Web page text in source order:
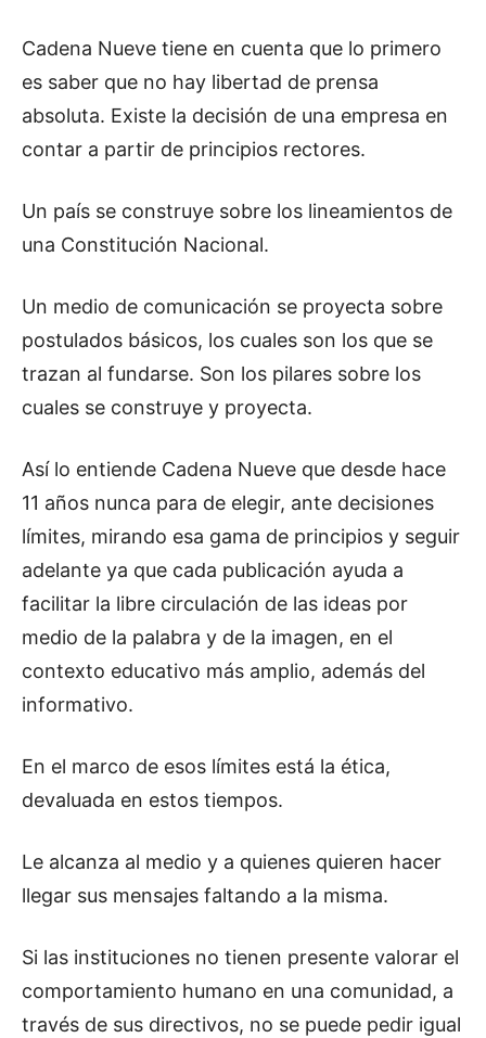
Cadena Nueve tiene en cuenta que lo primero
es saber que no hay libertad de prensa
absoluta. Existe la decisión de una empresa en
contar a partir de principios rectores.
Un país se construye sobre los lineamientos de
una Constitución Nacional.
Un medio de comunicación se proyecta sobre
postulados básicos, los cuales son los que se
trazan al fundarse. Son los pilares sobre los
cuales se construye y proyecta.
Así lo entiende Cadena Nueve que desde hace
11 años nunca para de elegir, ante decisiones
límites, mirando esa gama de principios y seguir
adelante ya que cada publicación ayuda a
facilitar la libre circulación de las ideas por
medio de la palabra y de la imagen, en el
contexto educativo más amplio, además del
informativo.
En el marco de esos límites está la ética,
devaluada en estos tiempos.
Le alcanza al medio y a quienes quieren hacer
llegar sus mensajes faltando a la misma.
Si las instituciones no tienen presente valorar el
comportamiento humano en una comunidad, a
través de sus directivos, no se puede pedir igual